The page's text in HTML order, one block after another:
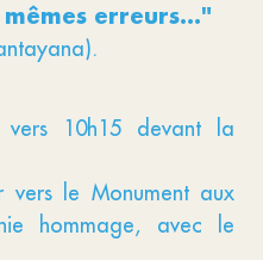
erreurs..."
vers 10h15 devant la
vers le Monument aux
hommage, avec le